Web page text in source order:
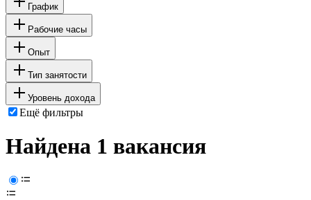
График
Рабочие часы
Опыт
Тип занятости
Уровень дохода
Ещё фильтры
Найдена 1 вакансия